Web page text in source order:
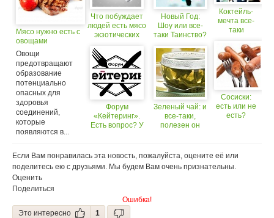
Мясо нужно есть с
овощами
Овощи
предотвращают
образование
потенциально
опасных для
здоровья
соединений,
которые
появляются в...
Что побуждает
людей есть мясо
экзотических
Форум
«Кейтеринг».
Есть вопрос? У
Новый Год:
Шоу или все-
таки Таинство?
Зеленый чай: и
все-таки,
полезен он
Коктейль-
мечта все-
таки
(18+)
Сосиски:
есть или не
есть?
Если Вам понравилась эта новость, пожалуйста, оцените её или
поделитесь ею с друзьями. Мы будем Вам очень признательны.
Оценить
Поделиться
Ошибка!
Это интересно
1